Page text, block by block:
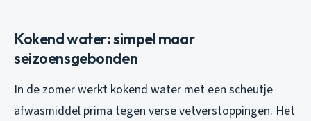
Kokend water: simpel maar
seizoensgebonden
In de zomer werkt kokend water met een scheutje
afwasmiddel prima tegen verse vetverstoppingen. Het